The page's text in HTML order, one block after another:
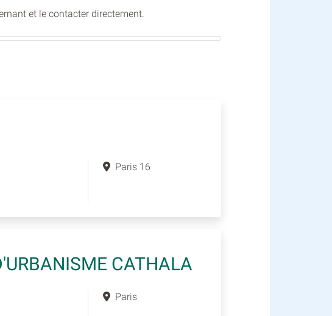
et le contacter directement.
Paris 16
CATHALA
Paris